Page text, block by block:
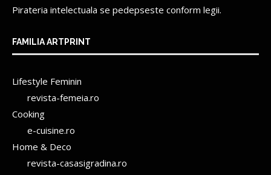
Pirateria intelectuala se pedepseste conform legii.
FAMILIA ARTPRINT
Lifestyle Feminin
revista-femeia.ro
Cooking
e-cuisine.ro
Home & Deco
revista-casasigradina.ro